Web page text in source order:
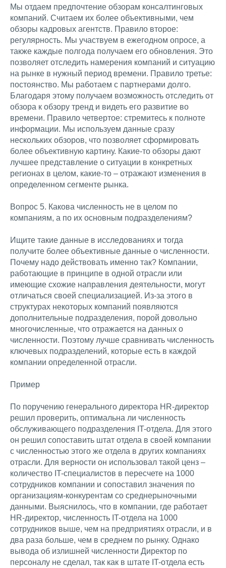
Мы отдаем предпочтение обзорам консалтинговых
компаний. Считаем их более объективными, чем
обзоры кадровых агентств. Правило второе:
регулярность. Мы участвуем в ежегодном опросе, а
также каждые полгода получаем его обновления. Это
позволяет отследить намерения компаний и ситуацию
на рынке в нужный период времени. Правило третье:
постоянство. Мы работаем с партнерами долго.
Благодаря этому получаем возможность отследить от
обзора к обзору тренд и видеть его развитие во
времени. Правило четвертое: стремитесь к полноте
информации. Мы используем данные сразу
нескольких обзоров, что позволяет сформировать
более объективную картину. Какие-то обзоры дают
лучшее представление о ситуации в конкретных
регионах в целом, какие-то – отражают изменения в
определенном сегменте рынка.
Вопрос 5. Какова численность не в целом по
компаниям, а по их основным подразделениям?
Ищите такие данные в исследованиях и тогда
получите более объективные данные о численности.
Почему надо действовать именно так? Компании,
работающие в принципе в одной отрасли или
имеющие схожие направления деятельности, могут
отличаться своей специализацией. Из-за этого в
структурах некоторых компаний появляются
дополнительные подразделения, порой довольно
многочисленные, что отражается на данных о
численности. Поэтому лучше сравнивать численность
ключевых подразделений, которые есть в каждой
компании определенной отрасли.
Пример
По поручению генерального директора HR-директор
решил проверить, оптимальна ли численность
обслуживающего подразделения IT-отдела. Для этого
он решил сопоставить штат отдела в своей компании
с численностью этого же отдела в других компаниях
отрасли. Для верности он использовал такой ценз –
количество IT-специалистов в пересчете на 1000
сотрудников компании и сопоставил значения по
организациям-конкурентам со среднерыночными
данными. Выяснилось, что в компании, где работает
HR-директор, численность IT-отдела на 1000
сотрудников выше, чем на предприятиях отрасли, и в
два раза больше, чем в среднем по рынку. Однако
вывода об излишней численности Директор по
персоналу не сделал, так как в штате IT-отдела есть